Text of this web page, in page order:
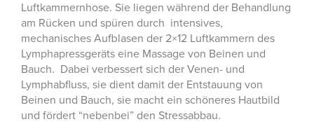
Luftkammernhose. Sie liegen während der Behandlung
am Rücken und spüren durch intensives,
mechanisches Aufblasen der 2×12 Luftkammern des
Lymphapressgeräts eine Massage von Beinen und
Bauch. Dabei verbessert sich der Venen- und
Lymphabfluss, sie dient damit der Entstauung von
Beinen und Bauch, sie macht ein schöneres Hautbild
und fördert “nebenbei” den Stressabbau.